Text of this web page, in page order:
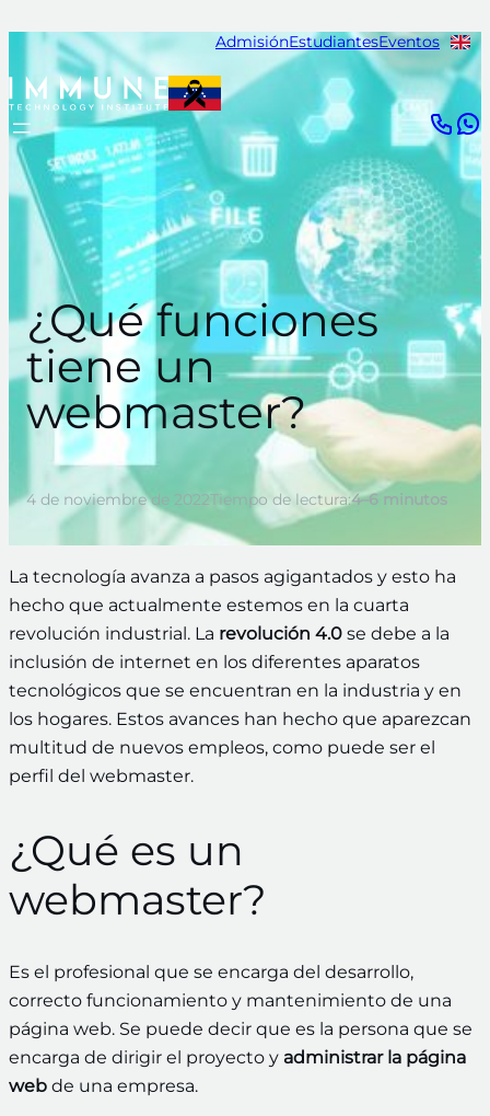
contenido
AdmisiónEstudiantesEventos
¿Qué funciones
tiene un
webmaster?
4 de noviembre de 2022Tiempo de lectura:4–6 minutos
La tecnología avanza a pasos agigantados y esto ha
hecho que actualmente estemos en la cuarta
revolución industrial. La revolución 4.0 se debe a la
inclusión de internet en los diferentes aparatos
tecnológicos que se encuentran en la industria y en
los hogares. Estos avances han hecho que aparezcan
multitud de nuevos empleos, como puede ser el
perfil del webmaster.
¿Qué es un
webmaster?
Es el profesional que se encarga del desarrollo,
correcto funcionamiento y mantenimiento de una
página web. Se puede decir que es la persona que se
encarga de dirigir el proyecto y administrar la página
web de una empresa.